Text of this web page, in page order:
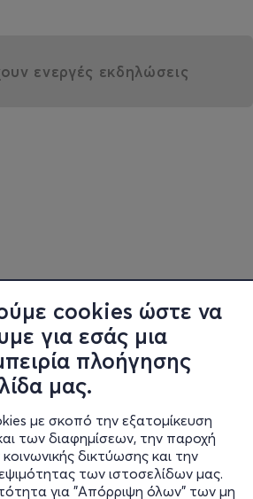
cookies ώστε να
για εσάς μια
πλοήγησης
μας.
με σκοπό την εξατομίκευση
των διαφημίσεων, την παροχή
δικτύωσης και την
των ιστοσελίδων μας.
για "Απόρριψη όλων" των μη
ενεργές εκδηλώσεις